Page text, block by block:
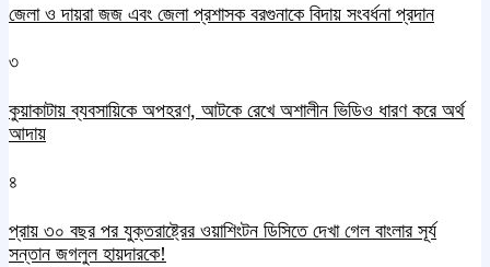
জেলা ও দায়রা জজ এবং জেলা প্রশাসক বরগুনাকে বিদায় সংবর্ধনা প্রদান
৩
কুয়াকাটায় ব্যবসায়িকে অপহরণ, আটকে রেখে অশালীন ভিডিও ধারণ করে অর্থ
আদায়
৪
প্রায় ৩০ বছর পর যুক্তরাষ্ট্রের ওয়াশিংটন ডিসিতে দেখা গেল বাংলার সূর্য
সন্তান জগলুল হায়দারকে!